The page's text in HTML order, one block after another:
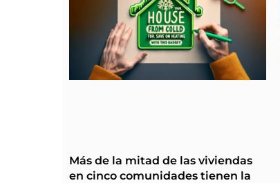
Más de la mitad de las viviendas
en cinco comunidades tienen la